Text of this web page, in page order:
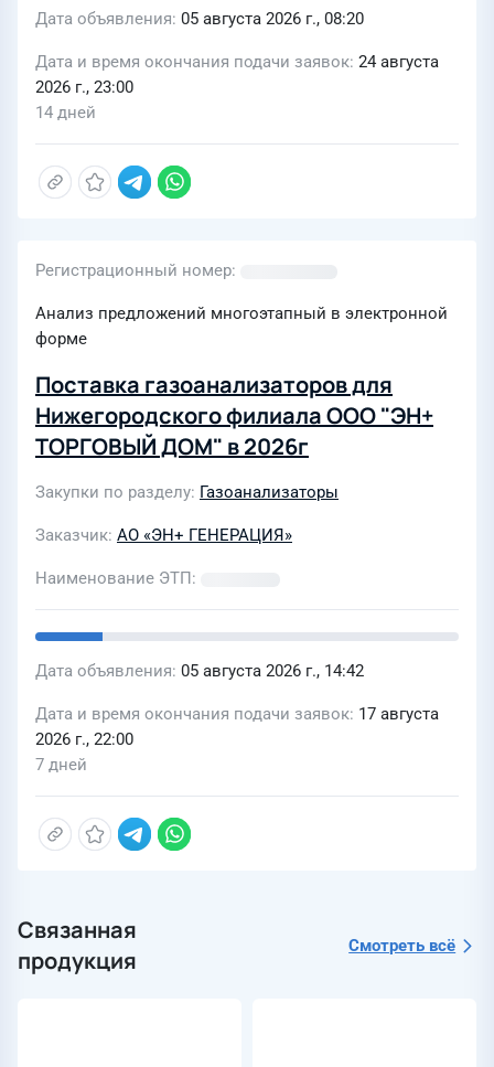
Дата объявления 05 августа 2026 г., 08:20
Дата и время окончания подачи заявок 24 августа
2026 г., 23:00
14 дней
Регистрационный номер
Анализ предложений многоэтапный в электронной
форме
Поставка газоанализаторов для
Нижегородского филиала ООО "ЭН+
ТОРГОВЫЙ ДОМ" в 2026г
Закупки по разделу Газоанализаторы
Заказчик АО «ЭН+ ГЕНЕРАЦИЯ»
Наименование ЭТП
Дата объявления 05 августа 2026 г., 14:42
Дата и время окончания подачи заявок 17 августа
2026 г., 22:00
7 дней
Связанная
продукция
Смотреть всё